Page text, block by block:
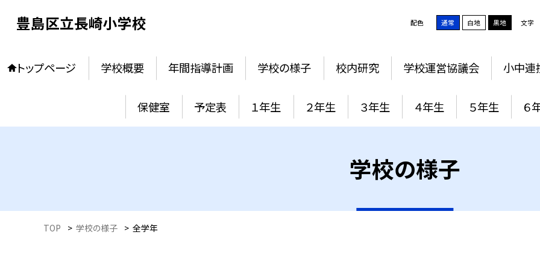
豊島区立長崎小学校 配色 通常 白地 黒地 文字
トップページ 学校概要 年間指導計画 学校の様子 校内研究 学校運営協議会 小中連
保健室 予定表 １年生 ２年生 ３年生 ４年生 ５年生 ６
学校の様子
TOP > 学校の様子 > 全学年